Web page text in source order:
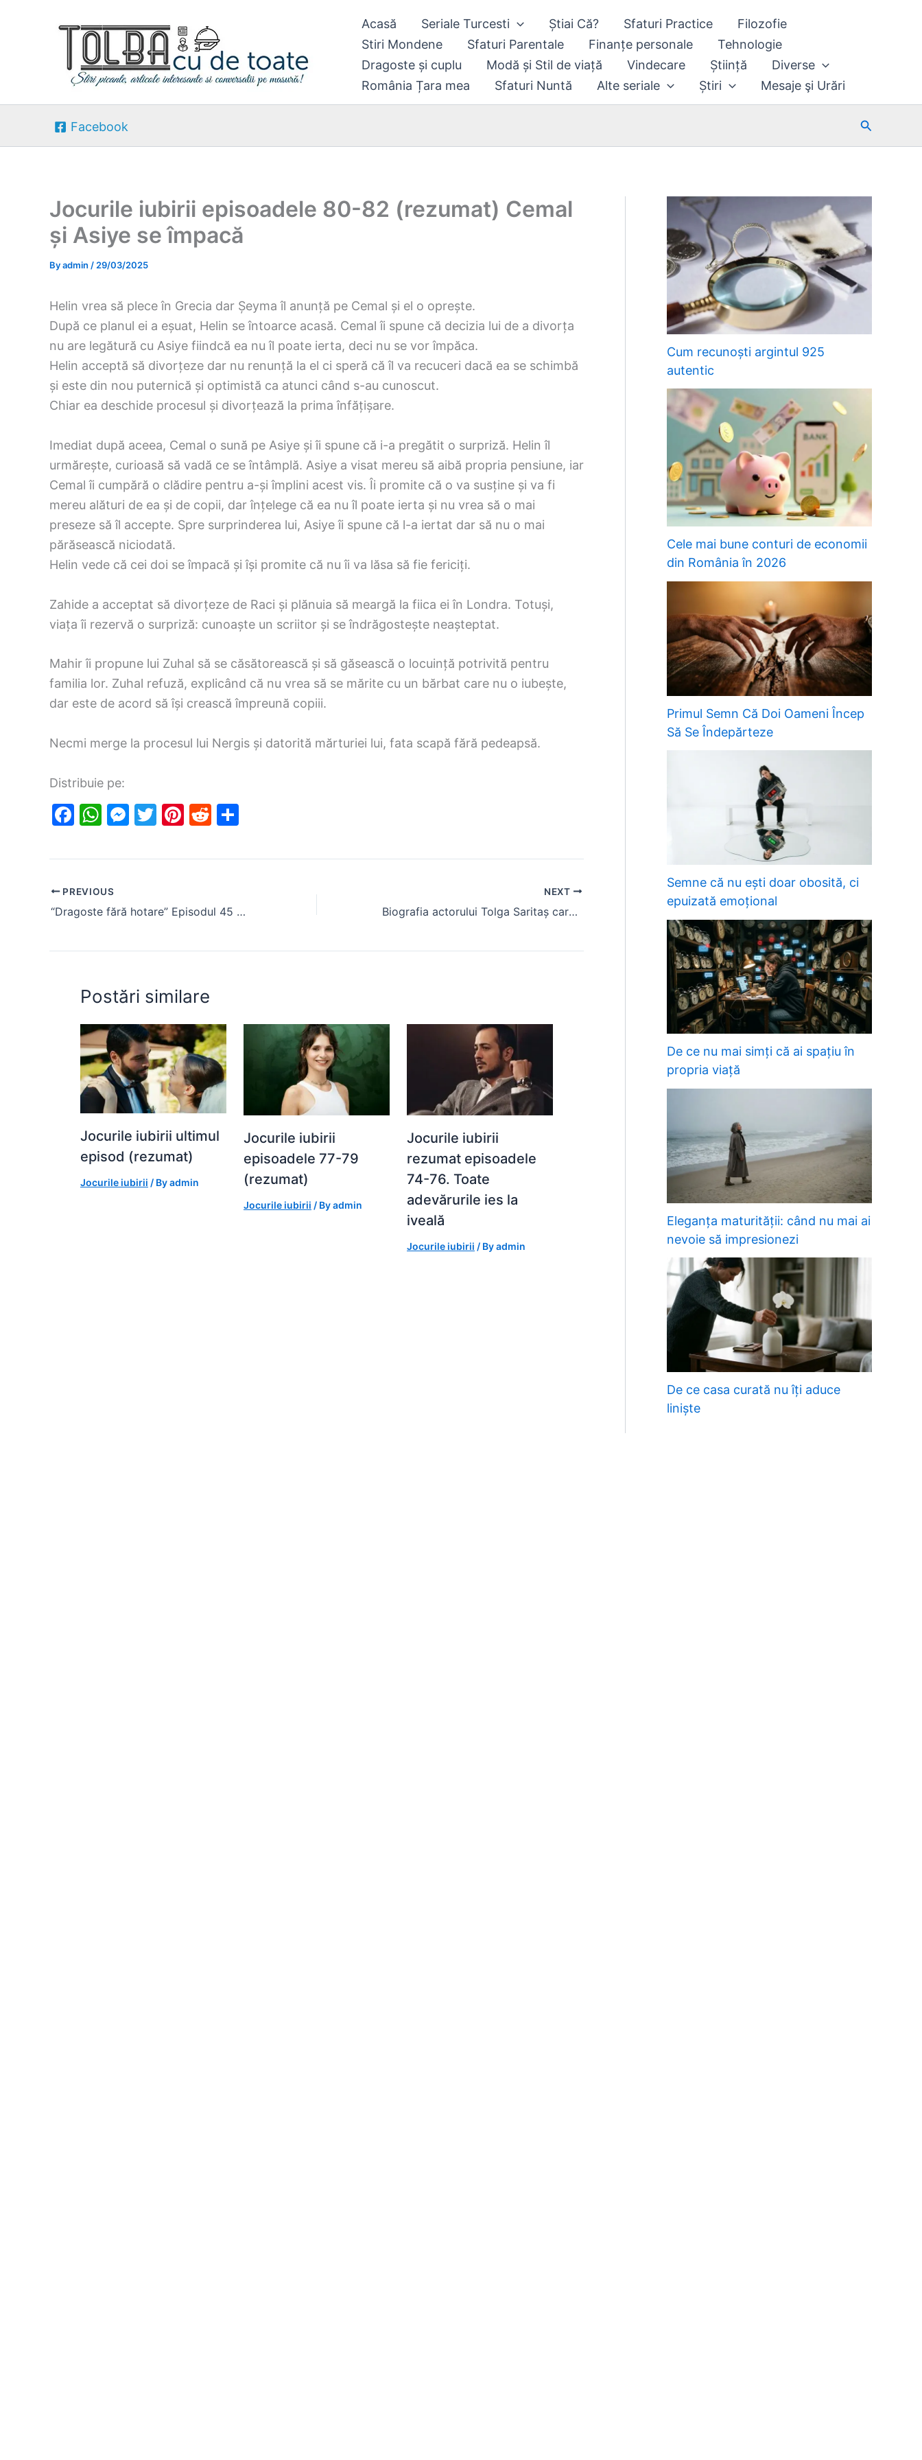
Acasă Seriale Turcesti Știai Că? Sfaturi Practice
Filozofie
Stiri Mondene
Sfaturi Parentale Finanțe personale
Tehnologie
Dragoste și cuplu
Modă și Stil de viață Vindecare Știință
Diverse
România Țara mea
Sfaturi Nuntă Alte seriale Știri Mesaje şi Urări
Facebook Search
Jocurile iubirii episoadele 80-82 (rezumat) Cemal
și Asiye se împacă
Byadmin / 29/03/2025
Helin vrea să plece în Grecia dar Șeyma îl anunță pe Cemal și el o oprește.
După ce planul ei a eșuat, Helin se întoarce acasă. Cemal îi spune că decizia lui de a divorța
nu are legătură cu Asiye fiindcă ea nu îl poate ierta, deci nu se vor împăca.
Helin acceptă să divorțeze dar nu renunță la el ci speră că îl va recuceri dacă ea se schimbă
și este din nou puternică și optimistă ca atunci când s-au cunoscut.
Chiar ea deschide procesul și divorțează la prima înfățișare.
Imediat după aceea, Cemal o sună pe Asiye și îi spune că i-a pregătit o surpriză. Helin îl
urmărește, curioasă să vadă ce se întâmplă. Asiye a visat mereu să aibă propria pensiune, iar
Cemal îi cumpără o clădire pentru a-și împlini acest vis. Îi promite că o va susține și va fi
mereu alături de ea și de copii, dar înțelege că ea nu îl poate ierta și nu vrea să o mai
preseze să îl accepte. Spre surprinderea lui, Asiye îi spune că l-a iertat dar să nu o mai
părăsească niciodată.
Helin vede că cei doi se împacă și își promite că nu îi va lăsa să fie fericiți.
Zahide a acceptat să divorțeze de Raci și plănuia să meargă la fiica ei în Londra. Totuși,
viața îi rezervă o surpriză: cunoaște un scriitor și se îndrăgostește neașteptat.
Mahir îi propune lui Zuhal să se căsătorească și să găsească o locuință potrivită pentru
familia lor. Zuhal refuză, explicând că nu vrea să se mărite cu un bărbat care nu o iubește,
dar este de acord să își crească împreună copiii.
Necmi merge la procesul lui Nergis și datorită mărturiei lui, fata scapă fără pedeapsă.
Distribuie pe:
F
c
b
o
o
W
at
A
p
p
M
s
e
n
g
T
itt
Pi
er
st
R
d
t
ar
PREVIOUS
“Dragoste fără hotare” Episodul 45 Rezumat. Zeynep și Halil Ibrahim se întâlnesc
NEXT
Biografia actorului Tolga Saritaș care îl interpretează pe Prințul Cihangir în serialul istoric Suleyman Magnificul
Postări similare
Jocurile iubirii ultimul
episod (rezumat)
Jocurile iubirii / Byadmin
Jocurile iubirii
episoadele 77-79
(rezumat)
Jocurile iubirii / Byadmin
Jocurile iubirii
rezumat episoadele
74-76. Toate
adevărurile ies la
iveală
Jocurile iubirii / Byadmin
Cum recunoști argintul 925
autentic
Cele mai bune conturi de economii
din România în 2026
Primul Semn Că Doi Oameni Încep
Să Se Îndepărteze
Semne că nu ești doar obosită, ci
epuizată emoțional
De ce nu mai simți că ai spațiu în
propria viață
Eleganța maturității: când nu mai ai
nevoie să impresionezi
De ce casa curată nu îți aduce
liniște